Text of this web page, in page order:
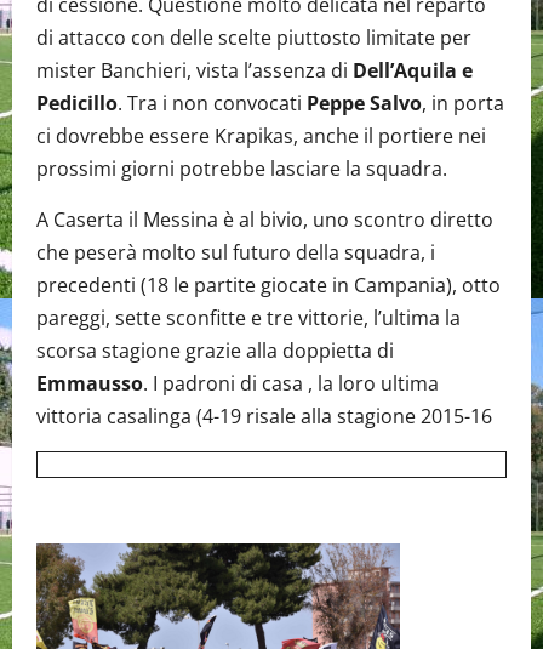
di attacco con delle scelte piuttosto limitate per
mister Banchieri, vista l’assenza di Dell’Aquila e
Pedicillo. Tra i non convocati Peppe Salvo, in porta
ci dovrebbe essere Krapikas, anche il portiere nei
prossimi giorni potrebbe lasciare la squadra.
A Caserta il Messina è al bivio, uno scontro diretto
che peserà molto sul futuro della squadra, i
precedenti (18 le partite giocate in Campania), otto
pareggi, sette sconfitte e tre vittorie, l’ultima la
scorsa stagione grazie alla doppietta di
Emmausso. I padroni di casa , la loro ultima
vittoria casalinga (4-19 risale alla stagione 2015-16